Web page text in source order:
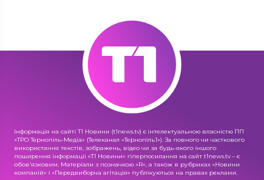
Інформація на сайті Т1 Новини (t1news.tv) є інтелектуальною власністю ПП
«ТРО Тернопіль-Медіа» (Телеканал «Тернопіль1»). За повного чи часткового
використання текстів, зображень, відео чи за будь-якого іншого
поширення інформації «Т1 Новини» гіперпосилання на сайт t1news.tv – є
обов'язковим. Матеріали з позначкою «R», а також в рубриках «Новини
компаній» і «Передвиборча агітація» публікуються на правах реклами.